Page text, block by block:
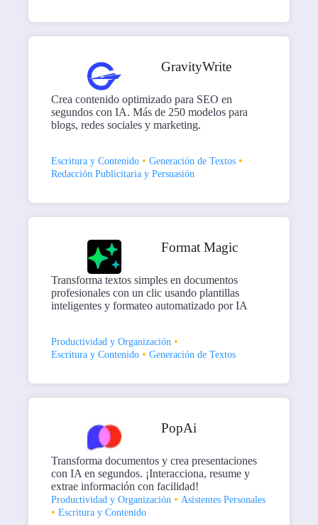
GravityWrite
Crea contenido optimizado para SEO en
segundos con IA. Más de 250 modelos para
blogs, redes sociales y marketing.
Escritura y Contenido • Generación de Textos •
Redacción Publicitaria y Persuasión
Format Magic
Transforma textos simples en documentos
profesionales con un clic usando plantillas
inteligentes y formateo automatizado por IA
Productividad y Organización •
Escritura y Contenido • Generación de Textos
PopAi
Transforma documentos y crea presentaciones
con IA en segundos. ¡Interacciona, resume y
extrae información con facilidad!
Productividad y Organización • Asistentes Personales
• Escritura y Contenido